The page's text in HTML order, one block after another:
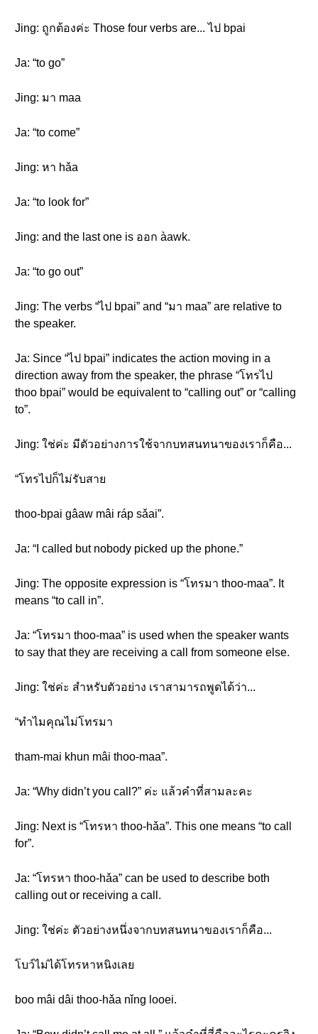
Jing: ถูกต้องค่ะ Those four verbs are... ไป bpai
Ja: “to go”
Jing: มา maa
Ja: “to come”
Jing: หา hǎa
Ja: “to look for”
Jing: and the last one is ออก àawk.
Ja: “to go out”
Jing: The verbs “ไป bpai” and “มา maa” are relative to
the speaker.
Ja: Since “ไป bpai” indicates the action moving in a
direction away from the speaker, the phrase “โทรไป
thoo bpai” would be equivalent to “calling out” or “calling
to”.
Jing: ใช่ค่ะ มีตัวอย่างการใช้จากบทสนทนาของเราก็คือ...
“โทรไปก็ไม่รับสาย
thoo-bpai gâaw mâi ráp sǎai”.
Ja: “I called but nobody picked up the phone.”
Jing: The opposite expression is “โทรมา thoo-maa”. It
means “to call in”.
Ja: “โทรมา thoo-maa” is used when the speaker wants
to say that they are receiving a call from someone else.
Jing: ใช่ค่ะ สำหรับตัวอย่าง เราสามารถพูดได้ว่า...
“ทำไมคุณไม่โทรมา
tham-mai khun mâi thoo-maa”.
Ja: “Why didn’t you call?” ค่ะ แล้วคำที่สามละคะ
Jing: Next is “โทรหา thoo-hǎa”. This one means “to call
for”.
Ja: “โทรหา thoo-hǎa” can be used to describe both
calling out or receiving a call.
Jing: ใช่ค่ะ ตัวอย่างหนึ่งจากบทสนทนาของเราก็คือ...
โบว์ไม่ได้โทรหาหนิงเลย
boo mâi dâi thoo-hǎa nǐng looei.